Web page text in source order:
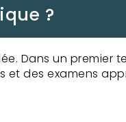
?
Dans un premier
et des examens